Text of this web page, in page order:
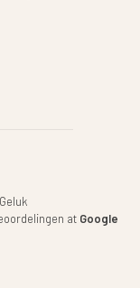
at Google